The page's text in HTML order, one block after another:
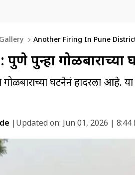
Another Firing In Pune
पुन्हा
घटनेनं हादरला आहे.
|Updated on: Jun 01, 2026 | 8:44